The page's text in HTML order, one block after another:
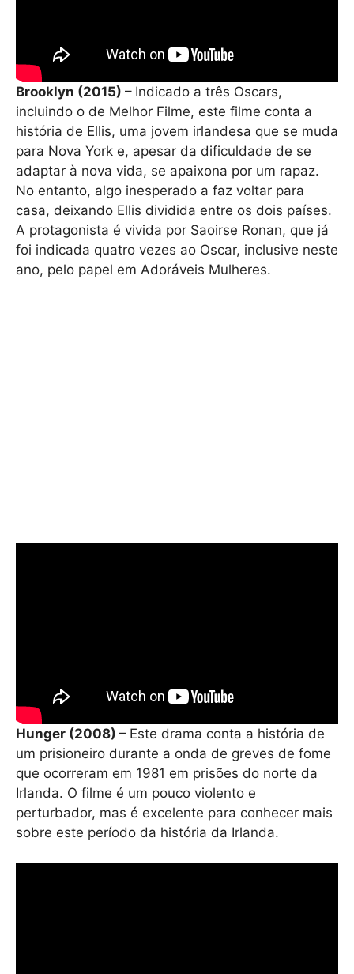
Brooklyn (2015) – Indicado a três Oscars,
incluindo o de Melhor Filme, este filme conta a
história de Ellis, uma jovem irlandesa que se muda
para Nova York e, apesar da dificuldade de se
adaptar à nova vida, se apaixona por um rapaz.
No entanto, algo inesperado a faz voltar para
casa, deixando Ellis dividida entre os dois países.
A protagonista é vivida por Saoirse Ronan, que já
foi indicada quatro vezes ao Oscar, inclusive neste
ano, pelo papel em Adoráveis Mulheres.
Hunger (2008) – Este drama conta a história de
um prisioneiro durante a onda de greves de fome
que ocorreram em 1981 em prisões do norte da
Irlanda. O filme é um pouco violento e
perturbador, mas é excelente para conhecer mais
sobre este período da história da Irlanda.